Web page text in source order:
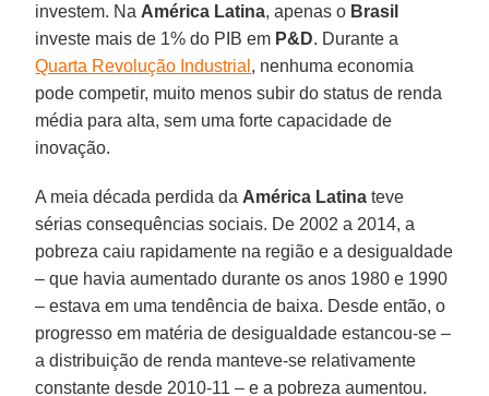
investem. Na América Latina, apenas o Brasil
investe mais de 1% do PIB em P&D. Durante a
Quarta Revolução Industrial , nenhuma economia
pode competir, muito menos subir do status de renda
média para alta, sem uma forte capacidade de
inovação.
A meia década perdida da América Latina teve
sérias consequências sociais. De 2002 a 2014, a
pobreza caiu rapidamente na região e a desigualdade
– que havia aumentado durante os anos 1980 e 1990
– estava em uma tendência de baixa. Desde então, o
progresso em matéria de desigualdade estancou-se –
a distribuição de renda manteve-se relativamente
constante desde 2010-11 – e a pobreza aumentou.